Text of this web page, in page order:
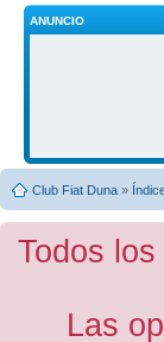
ANUNCIO
Club Fiat Duna »
Todos
Las